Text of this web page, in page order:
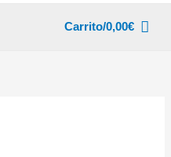
Carrito/0,00€